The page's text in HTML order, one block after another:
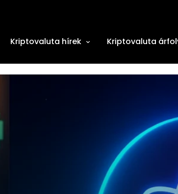
Kriptovaluta hírek Kriptovaluta